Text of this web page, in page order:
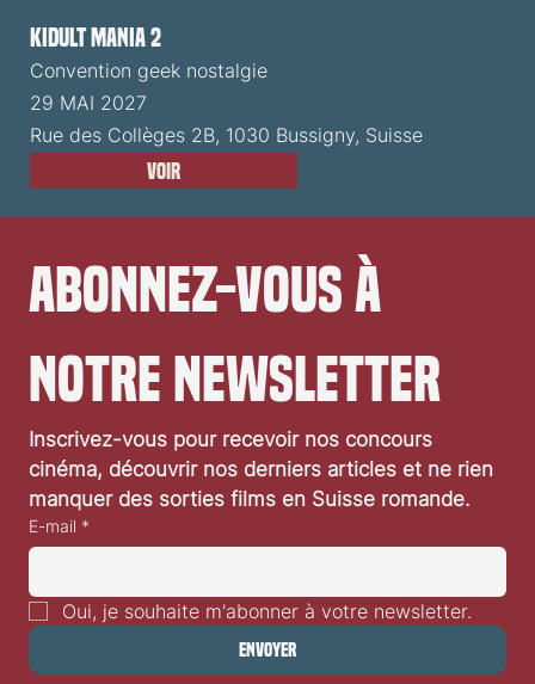
Kidult Mania 2
Convention geek nostalgie
29 MAI 2027
Rue des Collèges 2B, 1030 Bussigny, Suisse
Voir
Abonnez-vous à
notre newsletter
Inscrivez-vous pour recevoir nos concours
cinéma, découvrir nos derniers articles et ne rien
manquer des sorties films en Suisse romande.
E-mail *
Oui, je souhaite m'abonner à votre newsletter.
Envoyer